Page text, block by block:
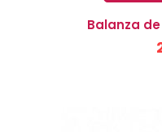
Balanza de